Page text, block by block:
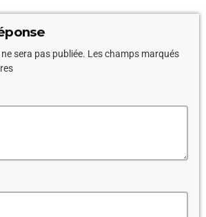
sera pas publiée. Les champs marqués